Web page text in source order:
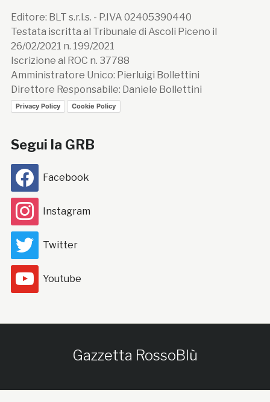
Editore: BLT s.r.l.s. - P.IVA 02405390440
Testata iscritta al Tribunale di Ascoli Piceno il
26/02/2021 n. 199/2021
Iscrizione al ROC n. 37788
Amministratore Unico: Pierluigi Bollettini
Direttore Responsabile: Daniele Bollettini
Privacy Policy Cookie Policy
Segui la GRB
Facebook
Instagram
Twitter
Youtube
Gazzetta RossoBlù